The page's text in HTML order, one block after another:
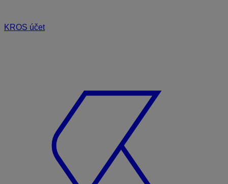
KROS účet